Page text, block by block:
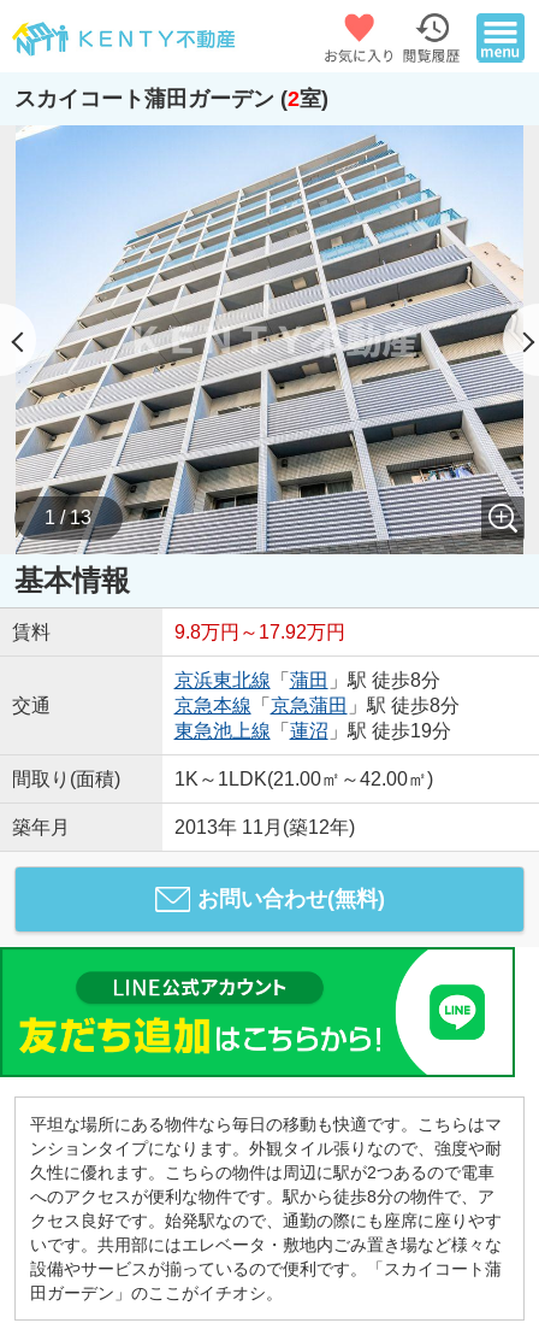
スカイコート蒲田ガーデン (2室)
1 / 13
基本情報
賃料 9.8万円～17.92万円
交通
京浜東北線 「 蒲田 」駅 徒歩8分
京急本線 「 京急蒲田 」駅 徒歩8分
東急池上線 「 蓮沼 」駅 徒歩19分
間取り(面積) 1K～1LDK(21.00㎡～42.00㎡)
築年月 2013年 11月(築12年)
お問い合わせ(無料)
平坦な場所にある物件なら毎日の移動も快適です。こちらはマ
ンションタイプになります。外観タイル張りなので、強度や耐
久性に優れます。こちらの物件は周辺に駅が2つあるので電車
へのアクセスが便利な物件です。駅から徒歩8分の物件で、ア
クセス良好です。始発駅なので、通勤の際にも座席に座りやす
いです。共用部にはエレベータ・敷地内ごみ置き場など様々な
設備やサービスが揃っているので便利です。「スカイコート蒲
田ガーデン」のここがイチオシ。